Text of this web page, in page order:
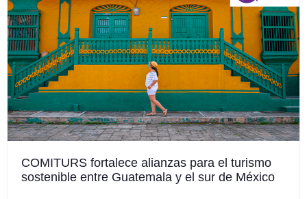
COMITURS fortalece alianzas para el turismo
sostenible entre Guatemala y el sur de México